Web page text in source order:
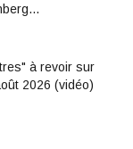
à revoir sur
2026 (vidéo)